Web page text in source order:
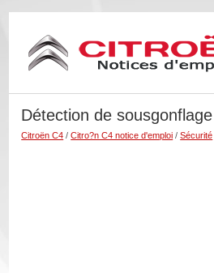
Détection de sousgonflage
Citroën C4 /Citro?n C4 notice d'emploi /Sécurité